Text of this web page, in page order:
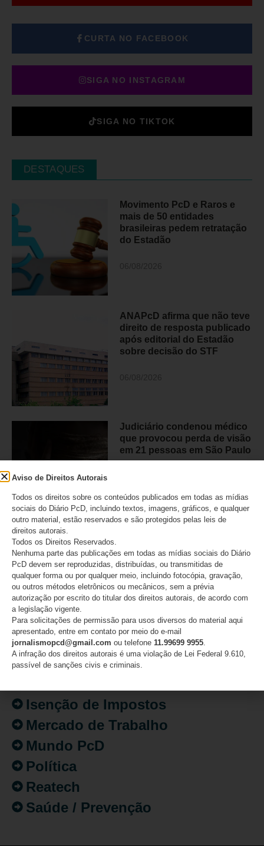
CURTA NO FACEBOOK
SIGA NO INSTAGRAM
SIGA NO TIKTOK
DESTAQUES
Movimento PcD e Raros e
mais de 50 entidades
brasileiras pedem retratação
do Estadão
ANAPcD afirma que não teve
direito de resposta publicado
após editorial do Estadão
sobre decisão do STF
Judiciário condenou médico
que provocou perda de visão
em 21 pessoas em São Paulo
CATEGORIAS
Acessibilidade
Artigo/Opinião
Atualidades
Destaques
Fatos
Isenção de Impostos
Mercado de Trabalho
Mundo PcD
Política
Reatech
Saúde / Prevenção
Aviso de Direitos Autorais
Todos os direitos sobre os conteúdos publicados em todas as mídias
sociais do Diário PcD, incluindo textos, imagens, gráficos, e qualquer
outro material, estão reservados e são protegidos pelas leis de
direitos autorais.
Todos os Direitos Reservados.
Nenhuma parte das publicações em todas as mídias sociais do Diário
PcD devem ser reproduzidas, distribuídas, ou transmitidas de
qualquer forma ou por qualquer meio, incluindo fotocópia, gravação,
ou outros métodos eletrônicos ou mecânicos, sem a prévia
autorização por escrito do titular dos direitos autorais, de acordo com
a legislação vigente.
Para solicitações de permissão para usos diversos do material aqui
apresentado, entre em contato por meio do e-mail
jornalismopcd@gmail.com ou telefone 11.99699 9955.
A infração dos direitos autorais é uma violação de Lei Federal 9.610,
passível de sanções civis e criminais.